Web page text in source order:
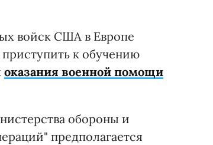
войск США в Европе
к обучению
оказания военной помощи
обороны и
предполагается